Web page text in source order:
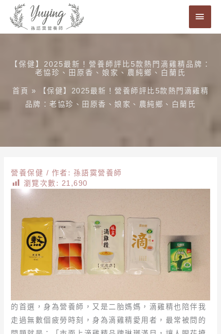
主
主
要
【保健】2025最新！營養師評比5款熱門滴雞精品牌：
老協珍、田原香、娘家、農純鄉、白蘭氏
首頁 »
【保健】2025最新！營養師評比5款熱門滴雞精
品牌：老協珍、田原香、娘家、農純鄉、白蘭氏
營養保健 / 作者: 孫語霙營養師
瀏覽次數: 21,690
的首選，身為營養師，又是二胎媽媽，滴雞精也陪伴我
走過無數個疲勞時刻，身為滴雞精愛用者，最常被問的